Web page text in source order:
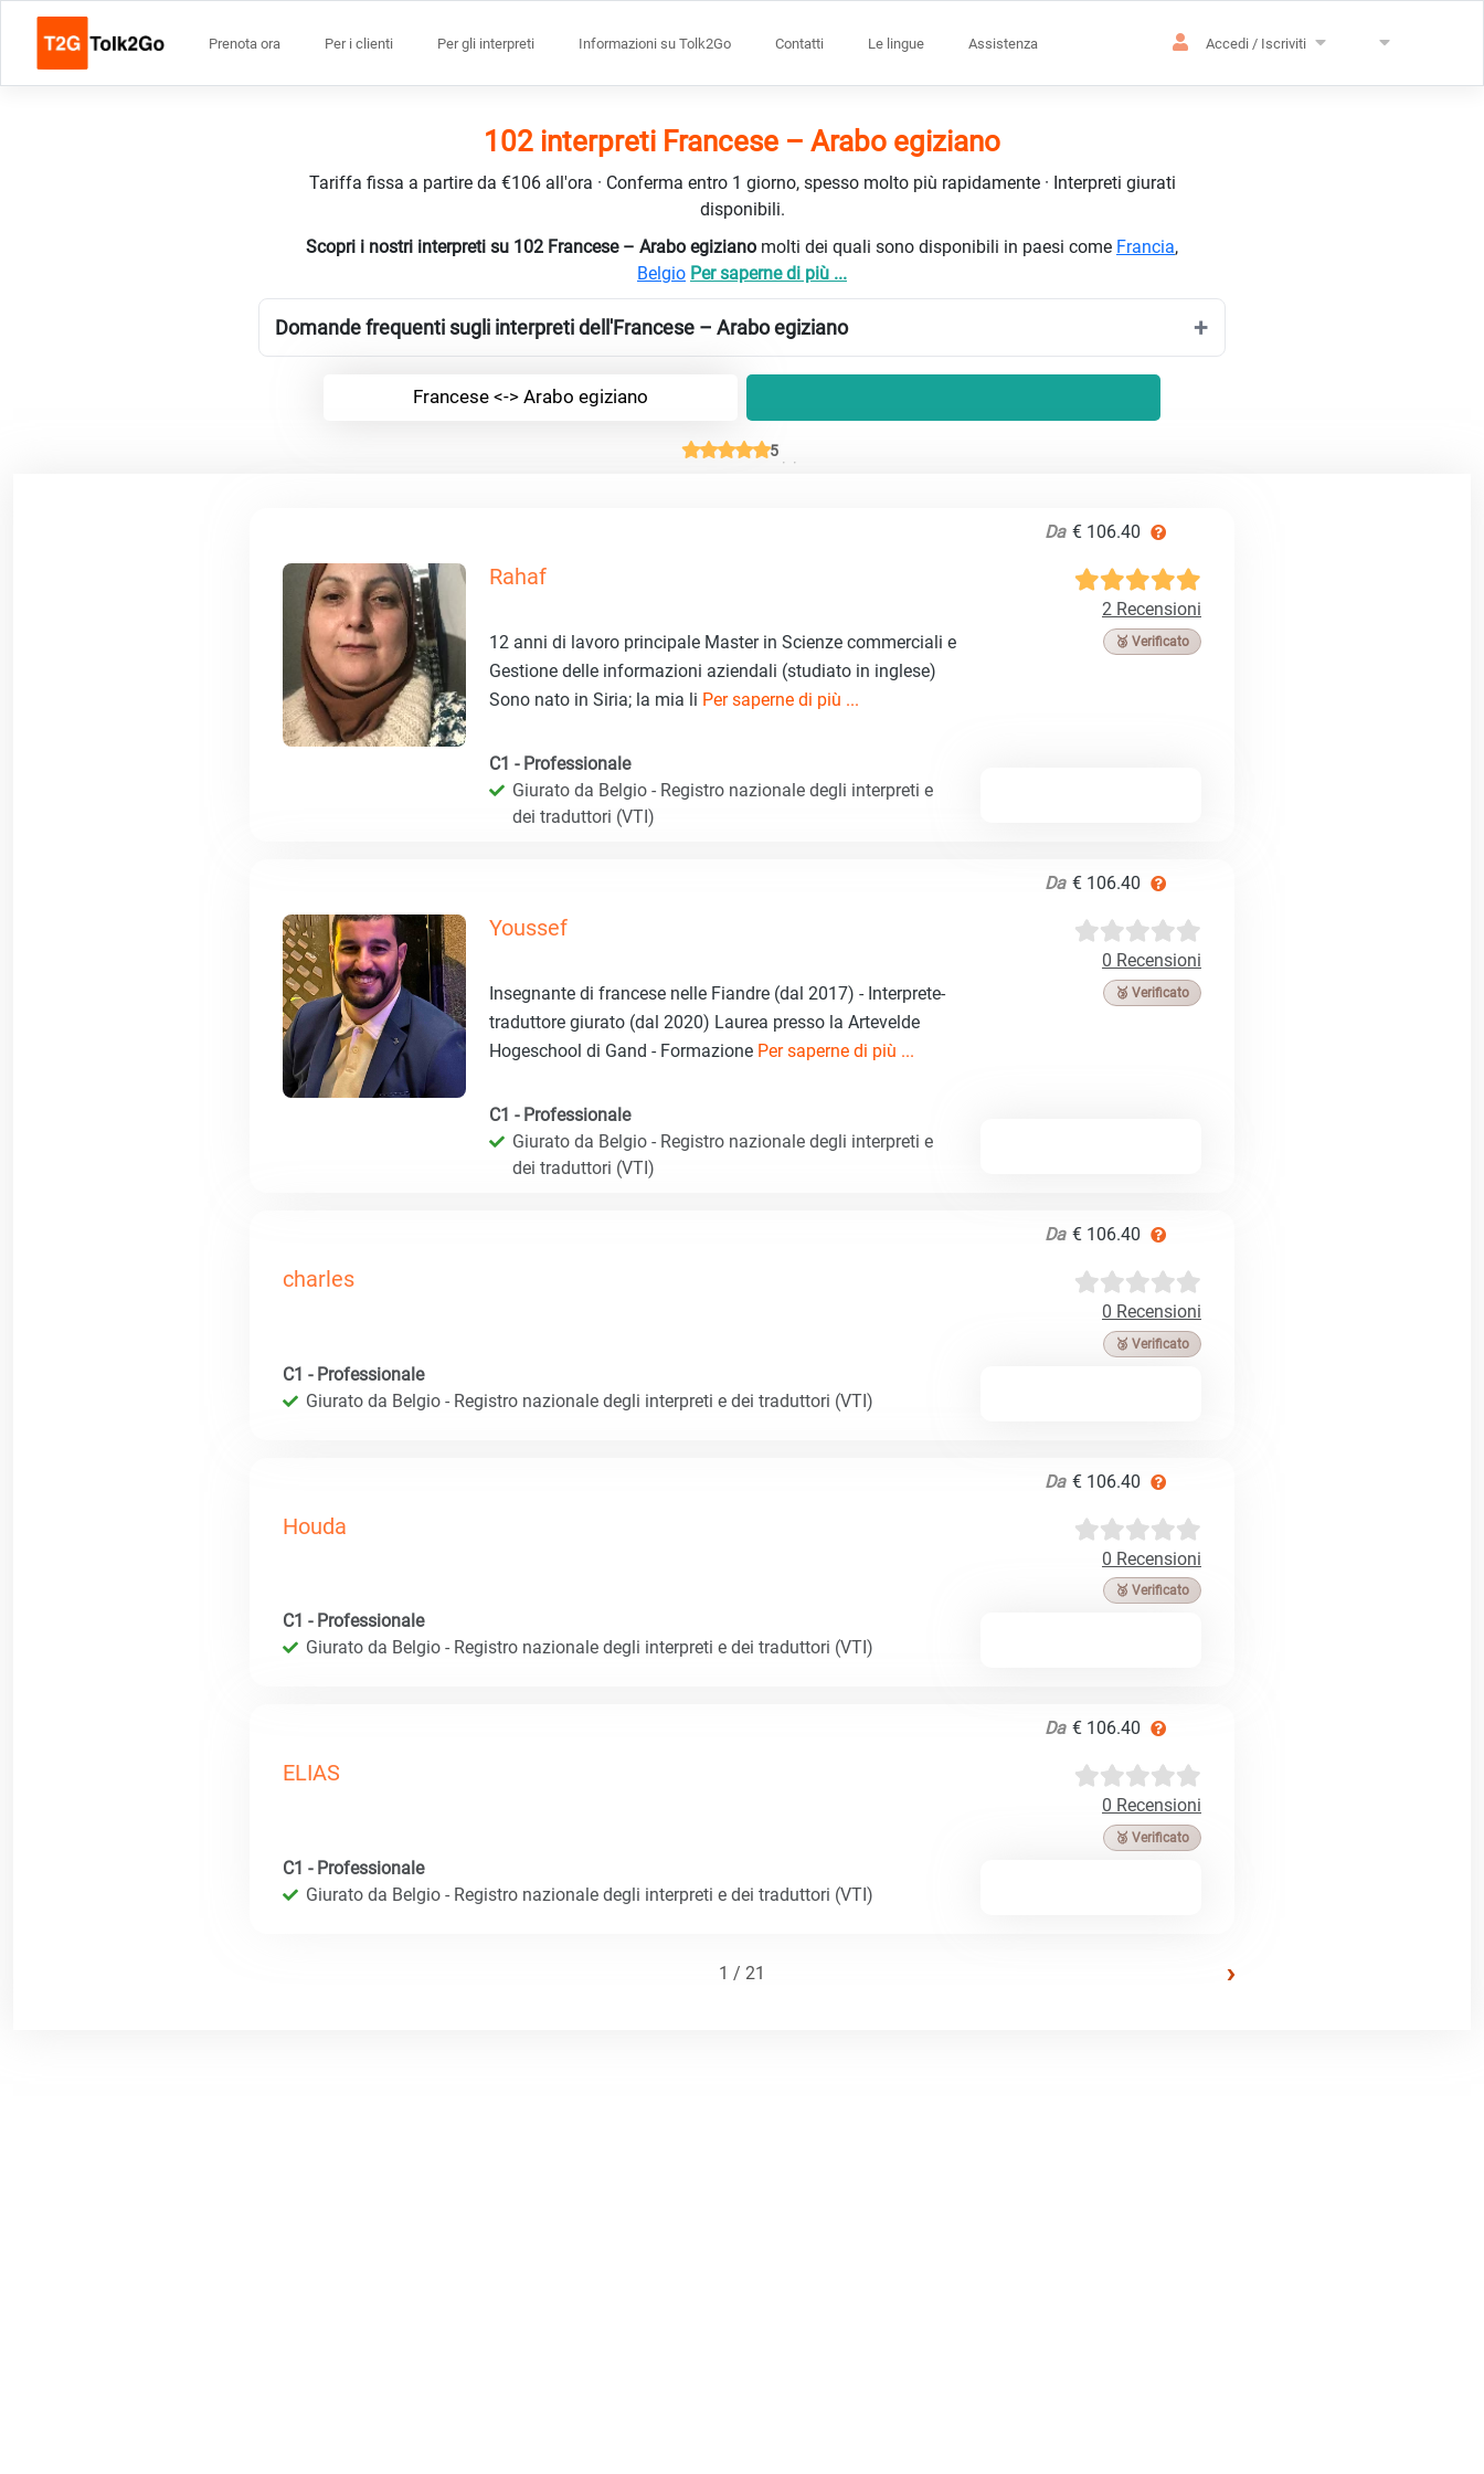
Prenota ora Per i clienti Per gli interpreti Informazioni su Tolk2Go Contatti Le lingue Assistenza Accedi / Iscriviti
102 interpreti Francese – Arabo egiziano
Tariffa fissa a partire da €106 all'ora · Conferma entro 1 giorno, spesso molto più rapidamente · Interpreti giurati
disponibili.
Scopri i nostri interpreti su 102 Francese – Arabo egiziano molti dei quali sono disponibili in paesi come Francia,
Belgio Per saperne di più ...
Domande frequenti sugli interpreti dell'Francese – Arabo egiziano
Francese <-> Arabo egiziano
5
Da € 106.40
Rahaf
2 Recensioni
🥉 Verificato
12 anni di lavoro principale Master in Scienze commerciali e
Gestione delle informazioni aziendali (studiato in inglese)
Sono nato in Siria; la mia li Per saperne di più ...
C1 - Professionale
Giurato da Belgio - Registro nazionale degli interpreti e
dei traduttori (VTI)
Da € 106.40
Youssef
0 Recensioni
🥉 Verificato
Insegnante di francese nelle Fiandre (dal 2017) - Interprete-
traduttore giurato (dal 2020) Laurea presso la Artevelde
Hogeschool di Gand - Formazione Per saperne di più ...
C1 - Professionale
Giurato da Belgio - Registro nazionale degli interpreti e
dei traduttori (VTI)
Da € 106.40
charles
0 Recensioni
🥉 Verificato
C1 - Professionale
Giurato da Belgio - Registro nazionale degli interpreti e dei traduttori (VTI)
Da € 106.40
Houda
0 Recensioni
🥉 Verificato
C1 - Professionale
Giurato da Belgio - Registro nazionale degli interpreti e dei traduttori (VTI)
Da € 106.40
ELIAS
0 Recensioni
🥉 Verificato
C1 - Professionale
Giurato da Belgio - Registro nazionale degli interpreti e dei traduttori (VTI)
1 / 21 ›